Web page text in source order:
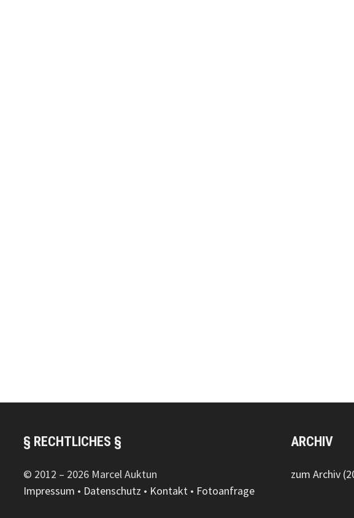
§ RECHTLICHES §
© 2012 – 2026 Marcel Auktun
Impressum • Datenschutz • Kontakt • Fotoanfrage
ARCHIV
zum Archiv